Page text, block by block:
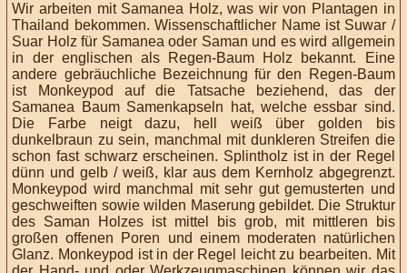
Wir arbeiten mit Samanea Holz, was wir von Plantagen in
Thailand bekommen.Wissenschaftlicher Nameist Suwar /
Suar Holz für Samanea oder Saman und eswird allgemein
in der englischen als Regen-Baum Holz bekannt.
Eine
andere gebräuchliche Bezeichnung für den Regen-Baum
ist Monkeypod auf die Tatsache beziehend, das der
Samanea Baum Samenkapseln
hat, welche essbar sind.
Die Farbe neigt dazu, hell weiß über golden bis
dunkelbraun zu sein, manchmal mit dunkleren Streifen die
schon fast schwarz erscheinen. Splintholz ist in der Regel
dünn und gelb / weiß, klar aus dem Kernholz abgegrenzt.
Monkeypod wird manchmal mit sehr gut gemusterten und
geschweiften sowie wilden Maserung gebildet. Die Struktur
des Saman Holzes ist mittel bis grob, mit mittleren bis
großen offenen Poren und einem moderaten natürlichen
Glanz. Monkeypod ist in der Regel leicht zu bearbeiten. Mit